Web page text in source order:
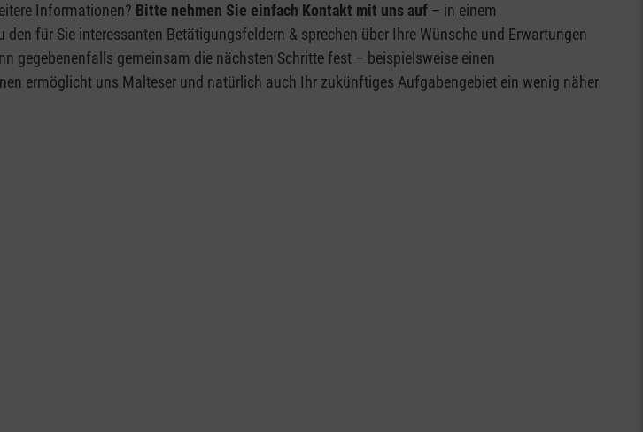
Informationen? Bitte nehmen Sie einfach Kontakt mit uns auf – in einem
für Sie interessanten Betätigungsfeldern & sprechen über Ihre Wünsche und Erwartungen
gegebenenfalls gemeinsam die nächsten Schritte fest – beispielsweise einen
ermöglicht uns Malteser und natürlich auch Ihr zukünftiges Aufgabengebiet ein wenig näher